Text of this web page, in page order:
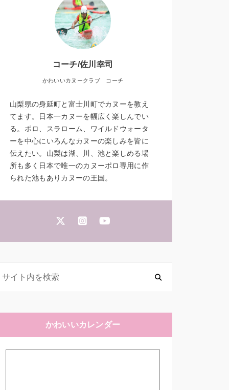
コーチ/佐川幸司
かわいいカヌークラブ コーチ
山梨県の身延町と富士川町でカヌーを教え
てます。日本一カヌーを幅広く楽しんでい
る。ポロ、スラローム、ワイルドウォータ
ーを中心にいろんなカヌーの楽しみを皆に
伝えたい。山梨は湖、川、池と楽しめる場
所も多く日本で唯一のカヌーポロ専用に作
られた池もありカヌーの王国。
かわいいカレンダー